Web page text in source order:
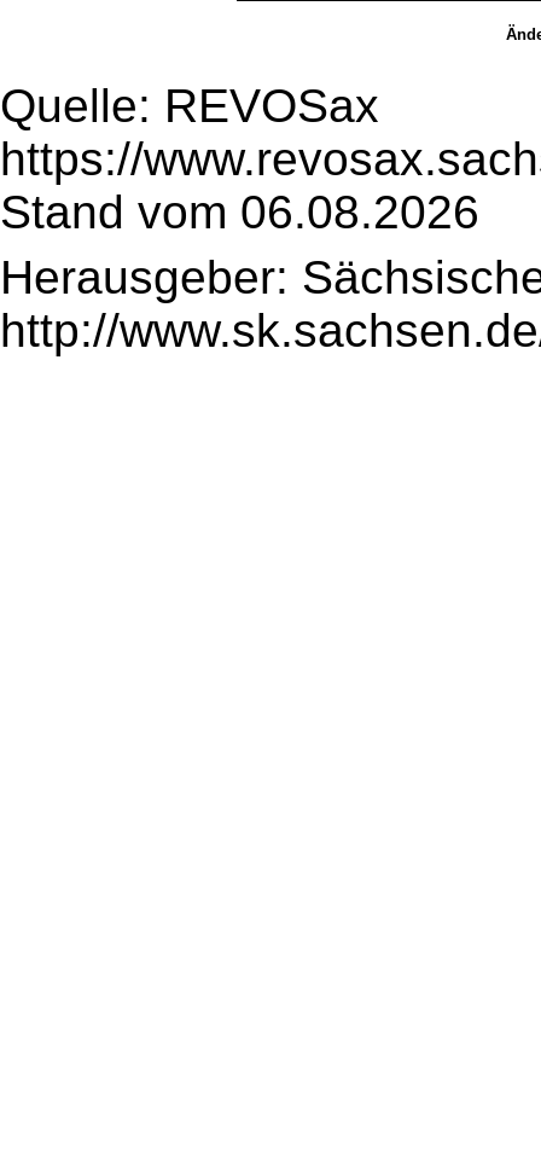
Quelle: REVOSax
https://
Stand vom 06.08.2026
Herausgeber:
http://